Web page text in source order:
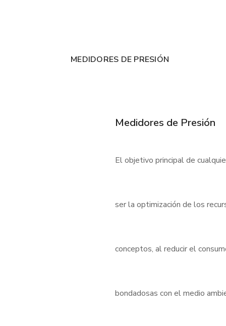
MEDIDORES DE PRESIÓN
Medidores de Presión
El objetivo principal de
ser la optimización de los
conceptos, al reducir el
bondadosas con el medio